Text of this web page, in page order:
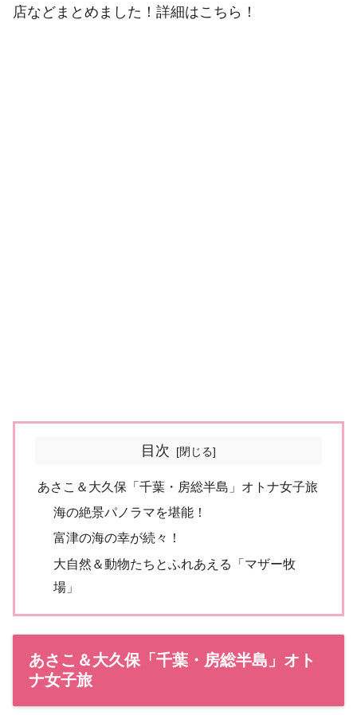
店などまとめました！詳細はこちら！
目次
あさこ＆大久保「千葉・房総半島」オトナ女子旅
海の絶景パノラマを堪能！
富津の海の幸が続々！
大自然＆動物たちとふれあえる「マザー牧
場」
あさこ＆大久保「千葉・房総半島」オト
ナ女子旅